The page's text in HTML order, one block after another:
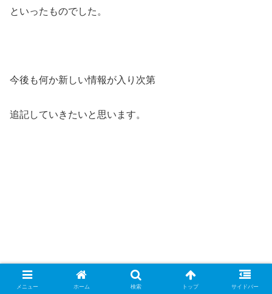
といったものでした。
今後も何か新しい情報が入り次第
追記していきたいと思います。
メニュー ホーム 検索 トップ サイドバー